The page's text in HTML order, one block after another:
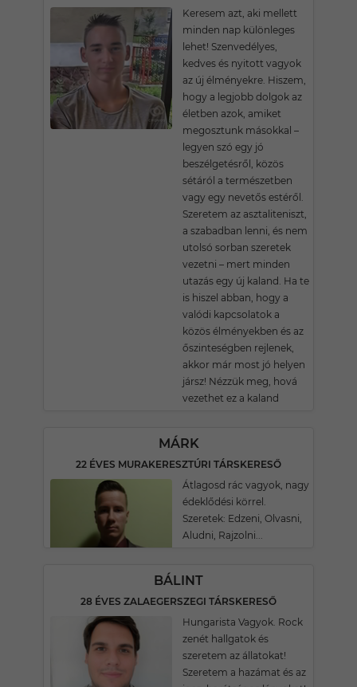
Keresem azt, aki mellett
minden nap különleges
lehet! Szenvedélyes,
kedves és nyitott vagyok
az új élményekre. Hiszem,
hogy a legjobb dolgok az
életben azok, amiket
megosztunk másokkal –
legyen szó egy jó
beszélgetésről, közös
sétáról a természetben
vagy egy nevetős estéről.
Szeretem az asztaliteniszt,
a szabadban lenni, és nem
utolsó sorban szeretek
vezetni – mert minden
utazás egy új kaland. Ha te
is hiszel abban, hogy a
valódi kapcsolatok a
közös élményekben és az
őszinteségben rejlenek,
akkor már most jó helyen
jársz! Nézzük meg, hová
vezethet ez a kaland
MÁRK
22 ÉVES MURAKERESZTÚRI TÁRSKERESŐ
Átlagosd rác vagyok, nagy
édeklődési körrel.
Szeretek: Edzeni, Olvasni,
Aludni, Rajzolni...
BÁLINT
28 ÉVES ZALAEGERSZEGI TÁRSKERESŐ
Hungarista Vagyok. Rock
zenét hallgatok és
szeretem az állatokat!
Szeretem a hazámat és az